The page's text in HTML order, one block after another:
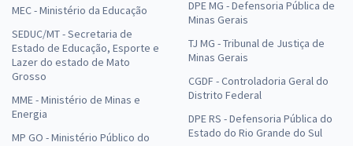
MEC - Ministério da Educação
SEDUC/MT - Secretaria de
Estado de Educação, Esporte e
Lazer do estado de Mato
Grosso
MME - Ministério de Minas e
Energia
MP GO - Ministério Público do
DPE MG - Defensoria Pública de
Minas Gerais
TJ MG - Tribunal de Justiça de
Minas Gerais
CGDF - Controladoria Geral do
Distrito Federal
DPE RS - Defensoria Pública do
Estado do Rio Grande do Sul